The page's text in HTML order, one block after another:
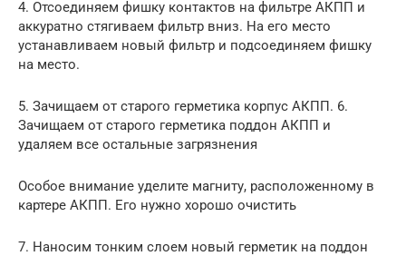
4. Отсоединяем фишку контактов на фильтре АКПП и
аккуратно стягиваем фильтр вниз. На его место
устанавливаем новый фильтр и подсоединяем фишку
на место.
5. Зачищаем от старого герметика корпус АКПП. 6.
Зачищаем от старого герметика поддон АКПП и
удаляем все остальные загрязнения
Особое внимание уделите магниту, расположенному в
картере АКПП. Его нужно хорошо очистить
7. Наносим тонким слоем новый герметик на поддон